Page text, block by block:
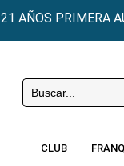
21 AÑOS PRIMERA
Buscar:
CLUB